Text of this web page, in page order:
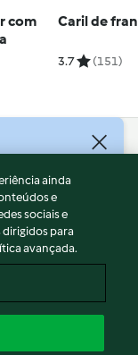
com
Caril de
3.7 (151)
ainda
e
sociais e
para
avançada.